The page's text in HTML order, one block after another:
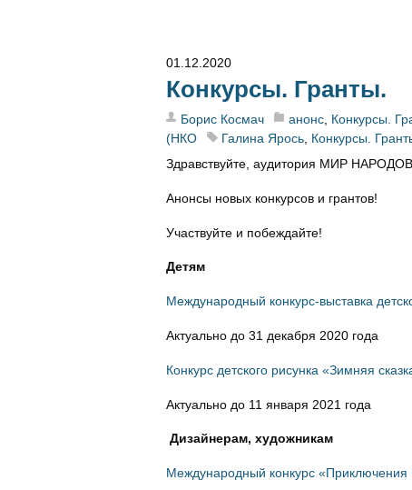
01.12.2020
Конкурсы. Гранты.
Борис Космач анонс Конкурсы.
(НКО
Галина Ярось Конкурсы.
Здравствуйте, аудитория МИР
Анонсы новых конкурсов и грантов!
Участвуйте и побеждайте!
Детям
Международный конкурс-выставка
Актуально до 31 декабря 2020 года
Конкурс детского рисунка «Зимняя
Актуально до 11 января 2021 года
Дизайнерам, художникам
Международный конкурс «Приключения